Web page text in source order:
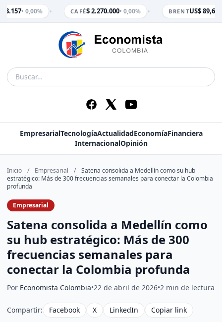
3.157• 0,00% CAFÉ$ 2.270.000• 0,00% BRENTUS$ 89,65
EmpresarialTecnologíaActualidadEconomíaFinanciera
InternacionalOpinión
Inicio / Empresarial /
Satena consolida a Medellín como su hub
estratégico: Más de 300 frecuencias semanales para conectar la Colombia
profunda
Empresarial
Satena consolida a Medellín como
su hub estratégico: Más de 300
frecuencias semanales para
conectar la Colombia profunda
Por Economista Colombia•22 de abril de 2026•2 min de lectura
Compartir: Facebook X LinkedIn Copiar link